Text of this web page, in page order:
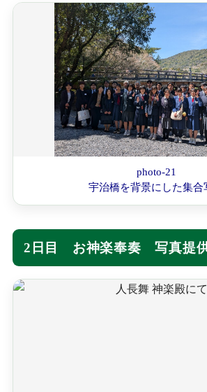
photo-21
宇治橋を背景にした集合
2日目 お神楽奉奏 写真提